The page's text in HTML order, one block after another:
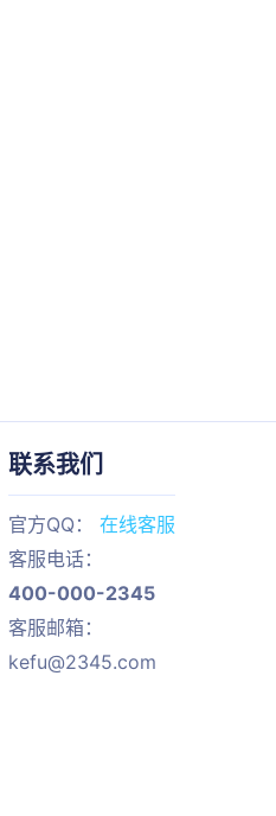
联系我们
官方QQ： 在线客服
客服电话：
400-000-2345
客服邮箱：
kefu@2345.com